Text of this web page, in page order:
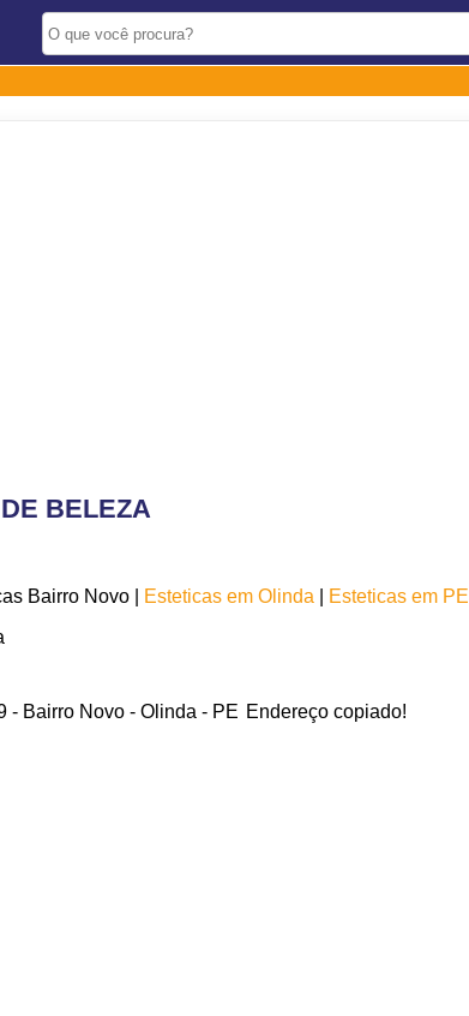
BELEZA
Bairro Novo | Esteticas em Olinda
Esteticas em PE
- Bairro Novo - Olinda - PE Endereço copiado!